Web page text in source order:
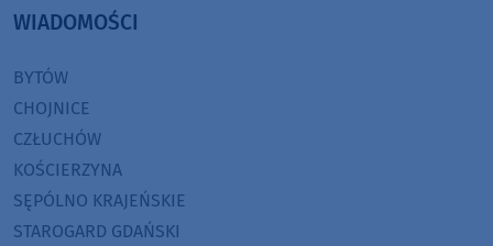
WIADOMOŚCI
BYTÓW
CHOJNICE
CZŁUCHÓW
KOŚCIERZYNA
SĘPÓLNO KRAJEŃSKIE
STAROGARD GDAŃSKI